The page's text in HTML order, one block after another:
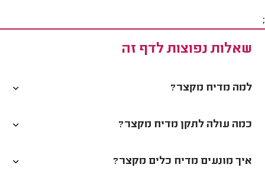
;
שאלות נפוצות לדף זה
למה מדיח מקצר?
כמה עולה לתקן מדיח מקצר?
איך מונעים מדיח כלים מקצר?